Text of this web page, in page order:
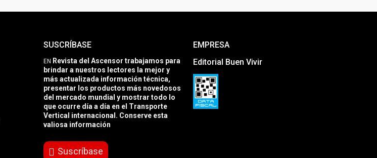
SUSCRÍBASE
EN Revista del Ascensor trabajamos para
brindar a nuestros lectores la mejor y
más actualizada información técnica,
presentar los productos más novedosos
del mercado mundial y mostrar todo lo
que ocurre día a día en el Transporte
Vertical internacional. Conserve esta
valiosa información
Suscríbase
EMPRESA
Editorial Buen Vivir